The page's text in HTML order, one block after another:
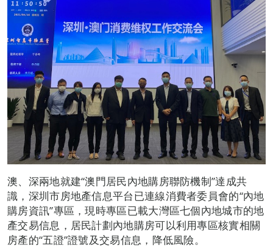
澳、深兩地就建“澳門居民內地購房聯防機制”達成共
識，深圳市房地產信息平台已連線消費者委員會的“內地
購房資訊”專區，現時專區已載大灣區七個內地城市的地
產交易信息，居民計劃內地購房可以利用專區核實相關
房產的“五證”證號及交易信息，降低風險。